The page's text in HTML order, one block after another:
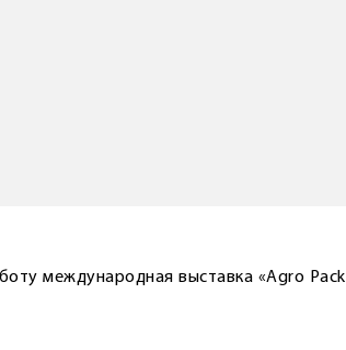
международная выставка «Agro Pack